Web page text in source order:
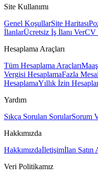
Site Kullanımı
Genel KoşullarSite Haritası
İlanlarÜcretsiz İş İlanı VerCV
Hesaplama Araçları
Tüm Hesaplama Araçları
Vergisi HesaplamaFazla
HesaplamaYıllık İzin
Yardım
Sıkça Sorulan SorularSorum
Hakkımızda
Hakkımızdaİletişimİlan Satın
Veri Politikamız